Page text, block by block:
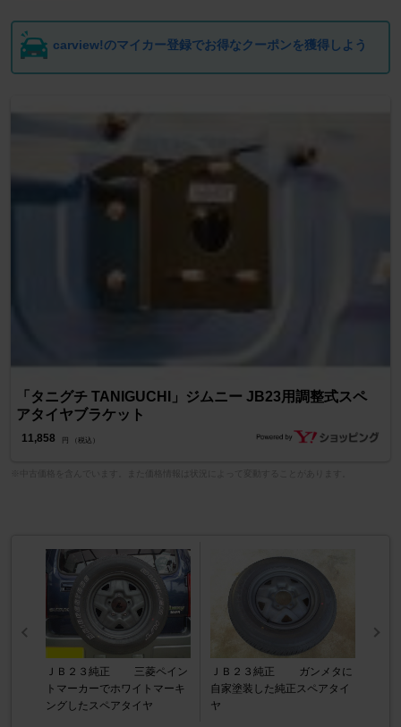
carview!のマイカー登録でお得なクーポンを獲得しよう
「タニグチ TANIGUCHI」ジムニー JB23用調整式スペ
アタイヤブラケット
11,858 円 （税込）
ＪＢ２３純正 三菱ペイン
トマーカーでホワイトマーキ
ングしたスペアタイヤ
ＪＢ２３純正 ガンメタに
自家塗装した純正スペアタイ
ヤ